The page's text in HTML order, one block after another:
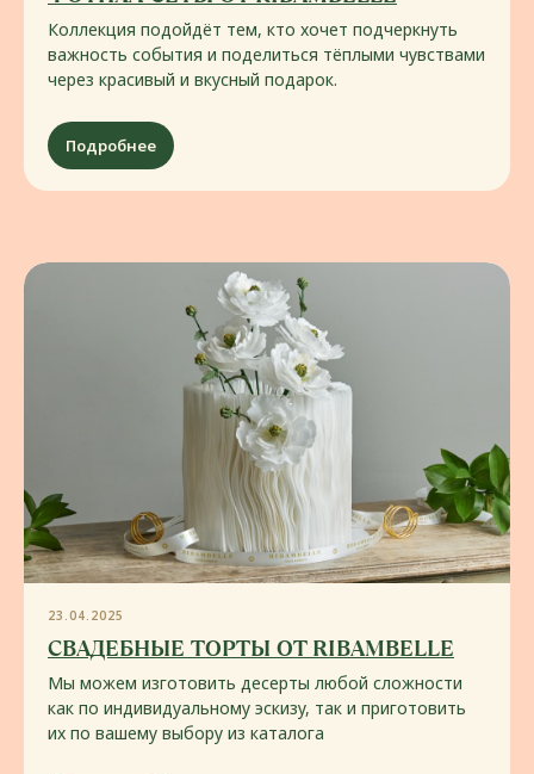
Коллекция подойдёт тем, кто хочет подчеркнуть
важность события и поделиться тёплыми чувствами
через красивый и вкусный подарок.
Подробнее
23.04.2025
СВАДЕБНЫЕ ТОРТЫ ОТ RIBAMBELLE
Мы можем изготовить десерты любой сложности
как по индивидуальному эскизу, так и приготовить
их по вашему выбору из каталога
Создаём концепцию кейтеринга под
идею события: фуршет, фуд-зоны,
и другие нестандартные решения